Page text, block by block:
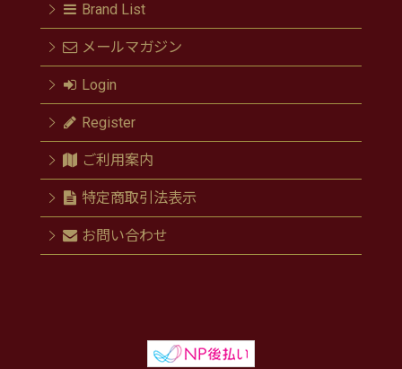
Brand List
メールマガジン
Login
Register
ご利用案内
特定商取引法表示
お問い合わせ